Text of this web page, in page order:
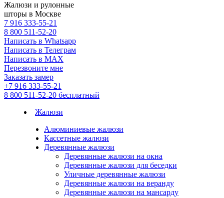
Жалюзи и рулонные
шторы в Москве
7 916 333-55-21
8 800 511-52-20
Написать в Whatsapp
Написать в Телеграм
Написать в MAX
Перезвоните мне
Заказать замер
+7 916 333-55-21
8 800 511-52-20 бесплатный
Жалюзи
Алюминиевые жалюзи
Кассетные жалюзи
Деревянные жалюзи
Деревянные жалюзи на окна
Деревянные жалюзи для беседки
Уличные деревянные жалюзи
Деревянные жалюзи на веранду
Деревянные жалюзи на мансарду